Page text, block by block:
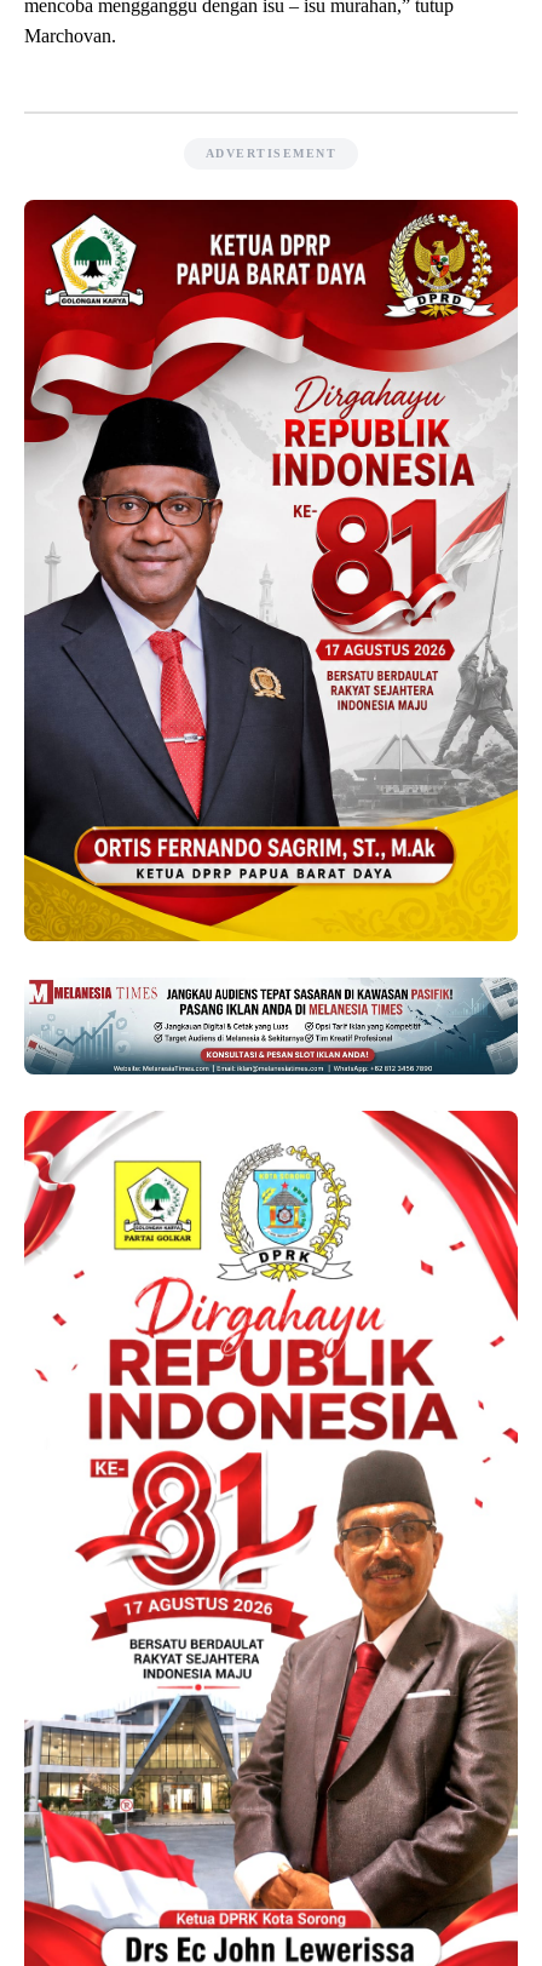
mencoba mengganggu dengan isu – isu murahan,” tutup
Marchovan.
ADVERTISEMENT